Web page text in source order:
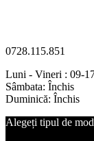
0728.115.851
Luni - Vineri : 09-
Sâmbata: Închis
Duminică: Închis
Alegeți tipul de